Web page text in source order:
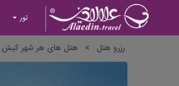
تور
رزرو هتل > هتل های هر شهر کیش